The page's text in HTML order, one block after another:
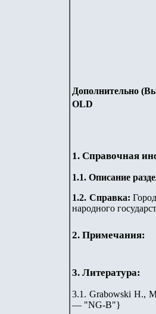
Дополнительно (
OLD
1. Справочная
1.1. Описание
1.2. Справка:
народного
2. Примечания:
3. Литература:
3.1. Grabowski H.,
— "NG-B"}